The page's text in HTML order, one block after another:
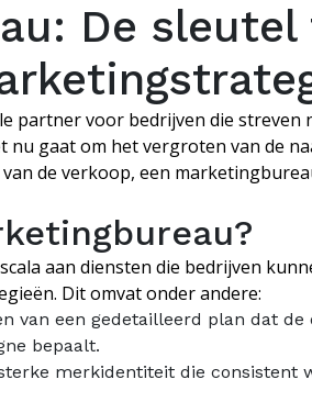
De
partner voor bedrijven die streven
nu gaat om het vergroten van de
de verkoop, een
aan diensten die bedrijven
Dit omvat onder andere:
van een gedetailleerd plan dat
bepaalt.
merkidentiteit die consistent